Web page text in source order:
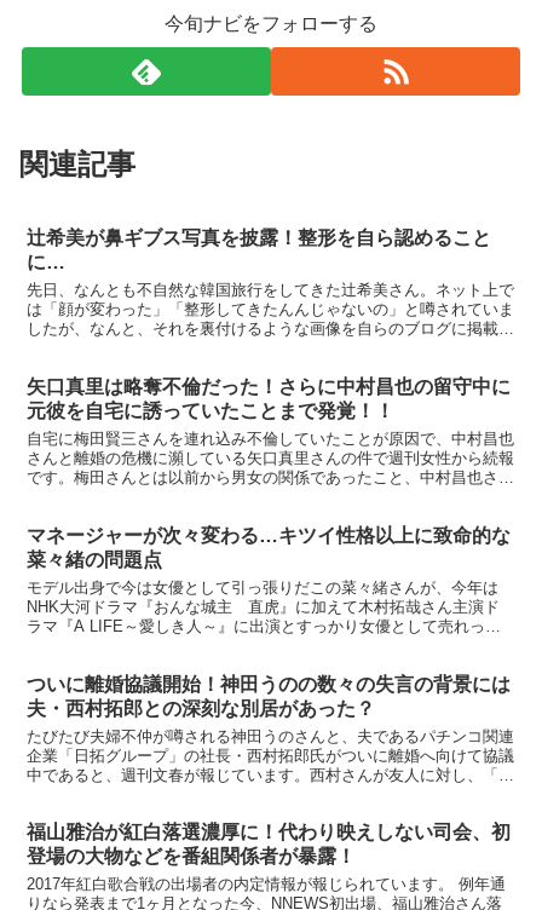
今旬ナビをフォローする
関連記事
辻希美が鼻ギブス写真を披露！整形を自ら認めること
に…
先日、なんとも不自然な韓国旅行をしてきた辻希美さん。ネット上で
は「顔が変わった」「整形してきたんんじゃないの」と噂されていま
したが、なんと、それを裏付けるような画像を自らのブログに掲載し
矢口真里は略奪不倫だった！さらに中村昌也の留守中に
元彼を自宅に誘っていたことまで発覚！！
自宅に梅田賢三さんを連れ込み不倫していたことが原因で、中村昌也
さんと離婚の危機に瀕している矢口真里さんの件で週刊女性から続報
です。梅田さんとは以前から男女の関係であったこと、中村昌也さん
マネージャーが次々変わる…キツイ性格以上に致命的な
菜々緒の問題点
モデル出身で今は女優として引っ張りだこの菜々緒さんが、今年は
NHK大河ドラマ『おんな城主 直虎』に加えて木村拓哉さん主演ド
ラマ『A LIFE～愛しき人～』に出演とすっかり女優として売れっ子
ついに離婚協議開始！神田うのの数々の失言の背景には
夫・西村拓郎との深刻な別居があった？
たびたび夫婦不仲が噂される神田うのさんと、夫であるパチンコ関連
企業「日拓グループ」の社長・西村拓郎氏がついに離婚へ向けて協議
中であると、週刊文春が報じています。西村さんが友人に対し、「僕
福山雅治が紅白落選濃厚に！代わり映えしない司会、初
登場の大物などを番組関係者が暴露！
2017年紅白歌合戦の出場者の内定情報が報じられています。 例年通
りなら発表まで1ヶ月となった今、NNEWS初出場、福山雅治さん落